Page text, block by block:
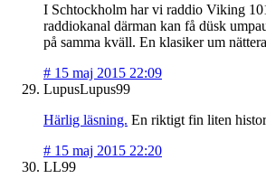
I Schtockholm har vi raddio Viking
raddiokanal därman kan få düsk
på samma kväll. En klasiker um
# 15 maj 2015 22:09
LupusLupus99
Härlig läsning. En riktigt fin liten
# 15 maj 2015 22:20
LL99